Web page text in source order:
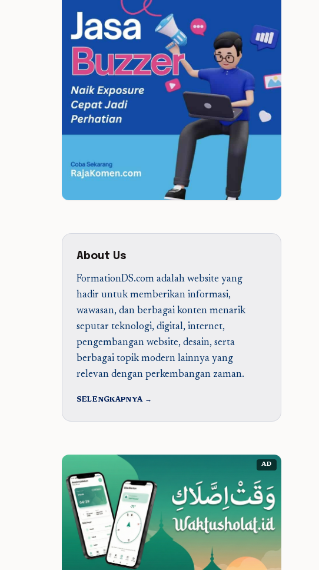
About Us
FormationDS.com adalah website yang
hadir untuk memberikan informasi,
wawasan, dan berbagai konten menarik
seputar teknologi, digital, internet,
pengembangan website, desain, serta
berbagai topik modern lainnya yang
relevan dengan perkembangan zaman.
SELENGKAPNYA →
AD